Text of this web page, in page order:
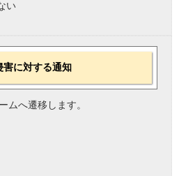
い
害に対する通知
ムへ遷移します。